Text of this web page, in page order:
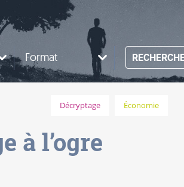
Format
Décryptage Économie
à l’ogre